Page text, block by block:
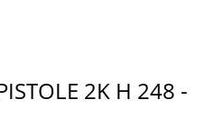
2K H 248 -